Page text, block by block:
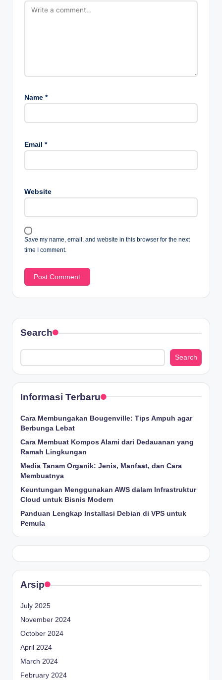
Name *
Email *
Website
Save my name, email, and website in this browser for the next
time I comment.
Search
Search
Informasi Terbaru
Cara Membungakan Bougenville: Tips Ampuh agar
Berbunga Lebat
Cara Membuat Kompos Alami dari Dedauanan yang
Ramah Lingkungan
Media Tanam Organik: Jenis, Manfaat, dan Cara
Membuatnya
Keuntungan Menggunakan AWS dalam Infrastruktur
Cloud untuk Bisnis Modern
Panduan Lengkap Installasi Debian di VPS untuk
Pemula
Arsip
July 2025
November 2024
October 2024
April 2024
March 2024
February 2024